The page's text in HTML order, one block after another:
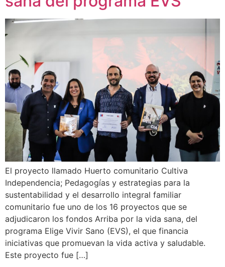
El proyecto llamado Huerto comunitario Cultiva
Independencia; Pedagogías y estrategias para la
sustentabilidad y el desarrollo integral familiar
comunitario fue uno de los 16 proyectos que se
adjudicaron los fondos Arriba por la vida sana, del
programa Elige Vivir Sano (EVS), el que financia
iniciativas que promuevan la vida activa y saludable.
Este proyecto fue […]